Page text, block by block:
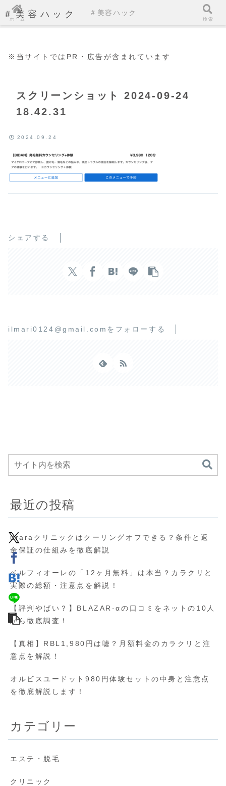
＃美容ハック
※当サイトではPR・広告が含まれています
スクリーンショット 2024-09-24
18.42.31
2024.09.24
シェアする
ilmari0124@gmail.comをフォローする
最近の投稿
uraraクリニックはクーリングオフできる？条件と返
金保証の仕組みを徹底解説
ベルフィオーレの「12ヶ月無料」は本当？カラクリと
実際の総額・注意点を解説！
【評判やばい？】BLAZAR-αの口コミをネットの10人
から徹底調査！
【真相】RBL1,980円は嘘？月額料金のカラクリと注
意点を解説！
オルビスユードット980円体験セットの中身と注意点
を徹底解説します！
カテゴリー
エステ・脱毛
クリニック
ホーム
＃美容ハック
検索